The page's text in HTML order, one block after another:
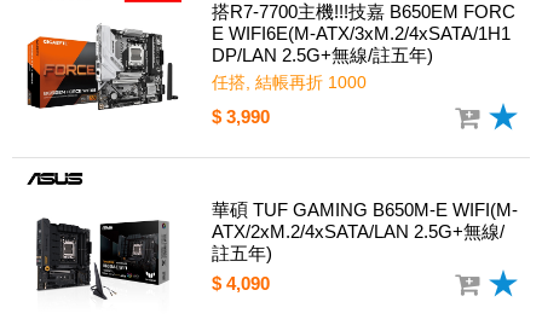
搭R7-7700主機!!!技嘉 B650EM FORC
E WIFI6E(M-ATX/3xM.2/4xSATA/1H1
DP/LAN 2.5G+無線/註五年)
任搭, 結帳再折 1000
$ 3,990
華碩 TUF GAMING B650M-E WIFI(M-
ATX/2xM.2/4xSATA/LAN 2.5G+無線/
註五年)
$ 4,090